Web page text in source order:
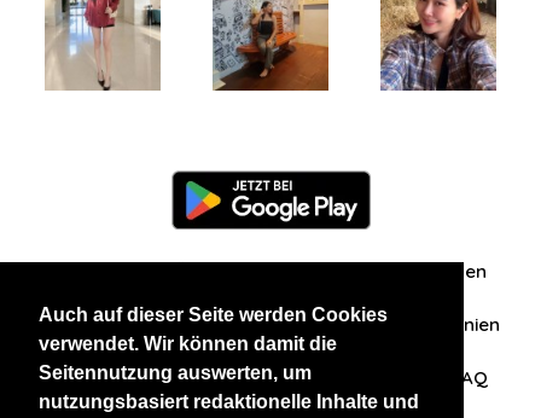
Auch auf dieser Seite werden Cookies
verwendet. Wir können damit die
Seitennutzung auswerten, um
nutzungsbasiert redaktionelle Inhalte und
Zuschriften/Erfahrungen
Datenschutzerklärung AGB Datenschutzrichtlinien
Nehmen Sie Kontakt mit uns auf FAQ